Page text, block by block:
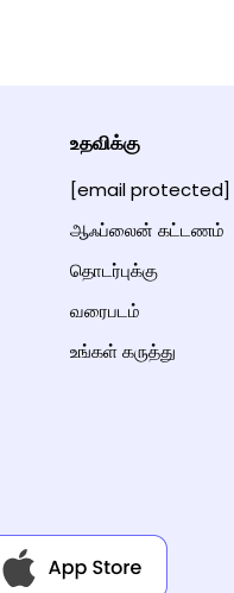
உதவிக்கு
[email protected]
ஆஃப்லைன் கட்டணம்
தொடர்புக்கு
வரைபடம்
உங்கள் கருத்து